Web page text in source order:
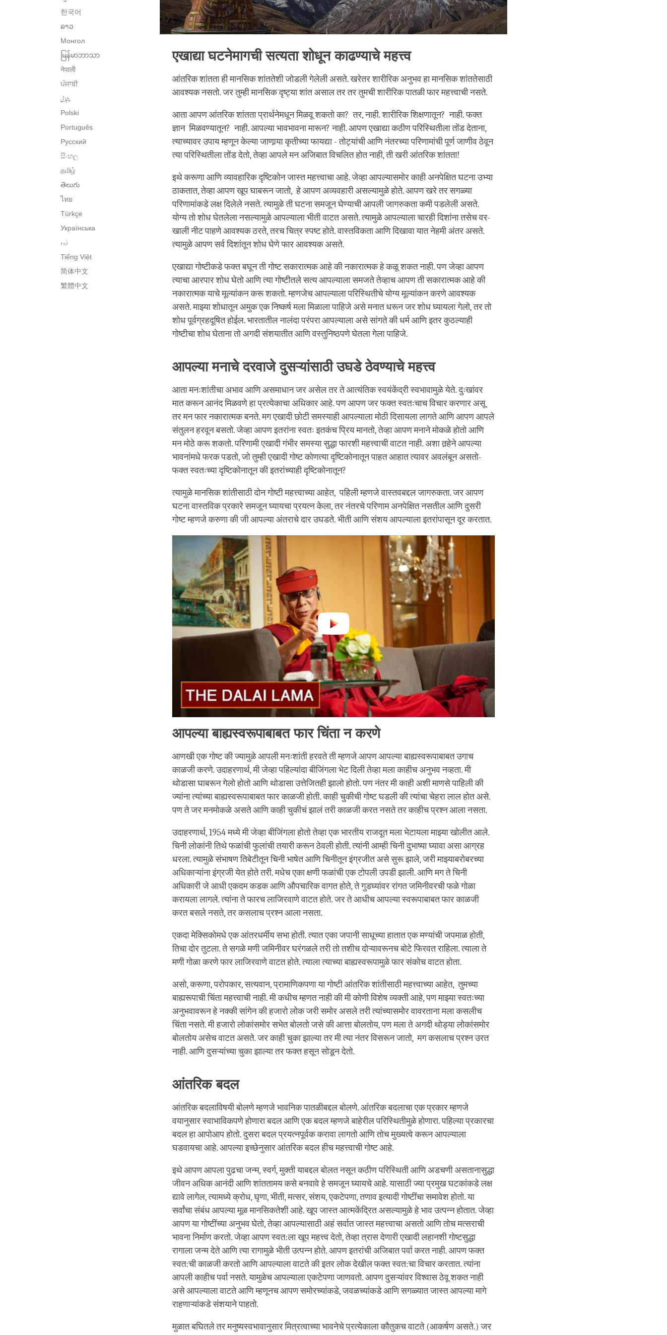
한국어
ລາວ
Монгол
မြန်မာဘာသာ
नेपाली
ਪੰਜਾਬੀ
پنجابی
Polski
Português
Русский
සිංහල
தமிழ்
తెలుగు
ไทย
Türkçe
Українська
اُردو
Tiếng Việt
简体中文
繁體中文
एखाद्या घटनेमागची सत्यता शोधून काढण्याचे महत्त्व
आंतरिक शांतता ही मानसिक शांततेशी जोडली गेलेली असते. खरेतर शारीरिक अनुभव हा मानसिक शांततेसाठी
आवश्यक नसतो. जर तुम्ही मानसिक दृष्ट्या शांत असाल तर तर तुमची शारीरिक पातळी फार महत्त्वाची नसते.
आता आपण आंतरिक शांतता प्रार्थनेमधून मिळवू शकतो का? तर, नाही. शारीरिक शिक्षणातून? नाही. फक्त
ज्ञान मिळवण्यातून? नाही. आपल्या भावभावना मारून? नाही. आपण एखाद्या कठीण परिस्थितीला तोंड देताना,
त्याच्यावर उपाय म्हणून केल्या जाणार्‍या कृतीच्या फायद्या - तोट्यांची आणि नंतरच्या परिणामांची पूर्ण जाणीव ठेवून
त्या परिस्थितीला तोंड देतो, तेव्हा आपले मन अजिबात विचलित होत नाही, ती खरी आंतरिक शांतता!
इथे करूणा आणि व्यावहारिक दृष्टिकोन जास्त महत्त्वाचा आहे. जेव्हा आपल्यासमोर काही अनपेक्षित घटना उभ्या
ठाकतात, तेव्हा आपण खूप घाबरून जातो, हे आपण अव्यवहारी असल्यामुळे होते. आपण खरे तर सगळ्या
परिणामांकडे लक्ष दिलेले नसते. त्यामुळे ती घटना समजून घेण्याची आपली जागरुकता कमी पडलेली असते.
योग्य तो शोध घेतलेला नसल्यामुळे आपल्याला भीती वाटत असते. त्यामुळे आपल्याला चारही दिशांना तसेच वर-
खाली नीट पाहणे आवश्यक ठरते, तरच चित्र स्पष्ट होते. वास्तविकता आणि दिखावा यात नेहमी अंतर असते.
त्यामुळे आपण सर्व दिशांतून शोध घेणे फार आवश्यक असते.
एखाद्या गोष्टीकडे फक्त बघून ती गोष्ट सकारात्मक आहे की नकारात्मक हे कळू शकत नाही. पण जेव्हा आपण
त्याचा आरपार शोध घेतो आणि त्या गोष्टीतले सत्य आपल्याला समजते तेव्हाच आपण ती सकारात्मक आहे की
नकारात्मक याचे मूल्यांकन करू शकतो. म्हणजेच आपल्याला परिस्थितीचे योग्य मूल्यांकन करणे आवश्यक
असते. माझ्या शोधातून अमुक एक निष्कर्ष मला मिळाला पाहिजे असे मनात धरून जर शोध घ्यायला गेलो, तर तो
शोध पूर्वग्रहदूषित होईल. भारतातील नालंदा परंपरा आपल्याला असे सांगते की धर्म आणि इतर कुठल्याही
गोष्टीचा शोध घेताना तो अगदी संशयातीत आणि वस्तुनिष्ठपणे घेतला गेला पाहिजे.
आपल्या मनाचे दरवाजे दुसऱ्यांसाठी उघडे ठेवण्याचे महत्त्व
आता मनःशांतीचा अभाव आणि असमाधान जर असेल तर ते आत्यंतिक स्वयंकेंद्री स्वभावामुळे येते. दुःखांवर
मात करून आनंद मिळवणे हा प्रत्येकाचा अधिकार आहे. पण आपण जर फक्त स्वतःचाच विचार करणार असू
तर मन फार नकारात्मक बनते. मग एखादी छोटी समस्याही आपल्याला मोठी दिसायला लागते आणि आपण आपले
संतुलन हरवून बसतो. जेव्हा आपण इतरांना स्वतः इतकंच प्रिय मानतो, तेव्हा आपण मनाने मोकळे होतो आणि
मन मोठे करू शकतो. परिणामी एखादी गंभीर समस्या सुद्धा फारशी महत्त्वाची वाटत नाही. अशा तर्‍हेने आपल्या
भावनांमधे फरक पडतो, जो तुम्ही एखादी गोष्ट कोणत्या दृष्टिकोनातून पाहत आहात त्यावर अवलंबून असतो-
फक्त स्वतःच्या दृष्टिकोनातून की इतरांच्याही दृष्टिकोनातून?
त्यामुळे मानसिक शांतीसाठी दोन गोष्टी महत्त्वाच्या आहेत, पहिली म्हणजे वास्तवबद्दल जागरुकता. जर आपण
घटना वास्तविक प्रकारे समजून घ्यायचा प्रयत्न केला, तर नंतरचे परिणाम अनपेक्षित नसतील आणि दुसरी
गोष्ट म्हणजे करुणा की जी आपल्या अंतराचे दार उघडते. भीती आणि संशय आपल्याला इतरांपासून दूर करतात.
आपल्या बाह्यस्वरूपाबाबत फार चिंता न करणे
आणखी एक गोष्ट की ज्यामुळे आपली मनःशांती हरवते ती म्हणजे आपण आपल्या बाह्यस्वरूपाबाबत उगाच
काळजी करणे. उदाहरणार्थ, मी जेव्हा पहिल्यांदा बीजिंगला भेट दिली तेव्हा मला काहीच अनुभव नव्हता. मी
थोडासा घाबरून गेलो होतो आणि थोडासा उत्तेजितही झालो होतो. पण नंतर मी काही अशी माणसे पाहिली की
ज्यांना त्यांच्या बाह्यस्वरूपाबाबत फार काळजी होती. काही चुकीची गोष्ट घडली की त्यांचा चेहरा लाल होत असे.
पण ते जर मनमोकळे असते आणि काही चुकीचं झालं तरी काळजी करत नसते तर काहीच प्रश्न आला नसता.
उदाहरणार्थ, 1954 मध्ये मी जेव्हा बीजिंगला होतो तेव्हा एक भारतीय राजदूत मला भेटायला माझ्या खोलीत आले.
चिनी लोकांनी तिथे फळांची फुलांची तयारी करून ठेवली होती. त्यांनी आम्ही चिनी दुभाष्या घ्यावा असा आग्रह
धरला. त्यामुळे संभाषण तिबेटीतून चिनी भाषेत आणि चिनीतून इंग्रजीत असे सुरू झाले, जरी माझ्याबरोबरच्या
अधिकाऱ्यांना इंग्रजी येत होते तरी. मधेच एका क्षणी फळांची एक टोपली उपडी झाली. आणि मग ते चिनी
अधिकारी जे आधी एकदम कडक आणि औपचारिक वागत होते, ते गुडघ्यांवर रांगत जमिनीवरची फळे गोळा
करायला लागले. त्यांना ते फारच लाजिरवाणे वाटत होते. जर ते आधीच आपल्या स्वरूपाबाबत फार काळजी
करत बसले नसते, तर कसलाच प्रश्न आला नसता.
एकदा मेक्सिकोमधे एक आंतरधर्मीय सभा होती. त्यात एका जपानी साधूच्या हातात एक मण्यांची जपमाळ होती,
तिचा दोर तुटला. ते सगळे मणी जमिनीवर घरंगळले तरी तो तशीच दोऱ्यावरूनच बोटे फिरवत राहिला. त्याला ते
मणी गोळा करणे फार लाजिरवाणे वाटत होते. त्याला त्याच्या बाह्यस्वरूपामुळे फार संकोच वाटत होता.
असो, करूणा, परोपकार, सत्यवान, प्रामाणिकपणा या गोष्टी आंतरिक शांतीसाठी महत्त्वाच्या आहेत, तुमच्या
बाह्यरूपाची चिंता महत्त्वाची नाही. मी कधीच म्हणत नाही की मी कोणी विशेष व्यक्ती आहे, पण माझ्या स्वतःच्या
अनुभवावरून हे नक्की सांगेन की हजारो लोक जरी समोर असले तरी त्यांच्यासमोर वावरताना मला कसलीच
चिंता नसते. मी हजारो लोकांसमोर सभेत बोलतो जसे की आत्ता बोलतोय, पण मला ते अगदी थोड्या लोकांसमोर
बोलतोय असेच वाटत असते. जर काही चुका झाल्या तर मी त्या नंतर विसरून जातो, मग कसलाच प्रश्न उरत
नाही. आणि दुसऱ्यांच्या चुका झाल्या तर फक्त हसून सोडून देतो.
आंतरिक बदल
आंतरिक बदलाविषयी बोलणे म्हणजे भावनिक पातळीबद्दल बोलणे. आंतरिक बदलाचा एक प्रकार म्हणजे
वयानुसार स्वाभाविकपणे होणारा बदल आणि एक बदल म्हणजे बाहेरील परिस्थितीमुळे होणारा. पहिल्या प्रकारचा
बदल हा आपोआप होतो. दुसरा बदल प्रयत्नपूर्वक करावा लागतो आणि तोच मुख्यत्वे करून आपल्याला
घडवायचा आहे. आपल्या इच्छेनुसार आंतरिक बदल हीच महत्त्वाची गोष्ट आहे.
इथे आपण आपला पुढचा जन्म, स्वर्ग, मुक्ती याबद्दल बोलत नसून कठीण परिस्थिती आणि अडचणी असतानासुद्धा
जीवन अधिक आनंदी आणि शांततामय कसे बनवावे हे समजून घ्यायचे आहे. यासाठी ज्या प्रमुख घटकांकडे लक्ष
द्यावे लागेल, त्यामध्ये क्रोध, घृणा, भीती, मत्सर, संशय, एकटेपणा, तणाव इत्यादी गोष्टींचा समावेश होतो. या
सर्वांचा संबंध आपल्या मूळ मानसिकतेशी आहे. खूप जास्त आत्मकेंद्रित असल्यामुळे हे भाव उत्पन्न होतात. जेव्हा
आपण या गोष्टींच्या अनुभव घेतो, तेव्हा आपल्यासाठी अहं सर्वात जास्त महत्त्वाचा असतो आणि तोच मत्सराची
भावना निर्माण करतो. जेव्हा आपण स्वत:ला खूप महत्त्व देतो, तेव्हा त्रास देणारी एखादी लहानशी गोष्टसुद्धा
रागाला जन्म देते आणि त्या रागामुळे भीती उत्पन्न होते. आपण इतरांची अजिबात पर्वा करत नाही. आपण फक्त
स्वत:ची काळजी करतो आणि आपल्याला वाटते की इतर लोक देखील फक्त स्वत:चा विचार करतात. त्यांना
आपली काहीच पर्वा नसते. यामुळेच आपल्याला एकटेपणा जाणवतो. आपण दुसऱ्यांवर विश्वास ठेवू शकत नाही
असे आपल्याला वाटते आणि म्हणूनच आपण समोरच्यांकडे, जवळच्यांकडे आणि सगळ्यात जास्त आपल्या मागे
राहणाऱ्यांकडे संशयाने पाहतो.
मुळात बघितले तर मनुष्यस्वभावानुसार मित्रत्वाच्या भावनेचे प्रत्येकाला कौतुकच वाटते (आकर्षण असते.) जर